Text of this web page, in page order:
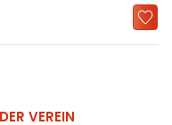
DER VEREIN